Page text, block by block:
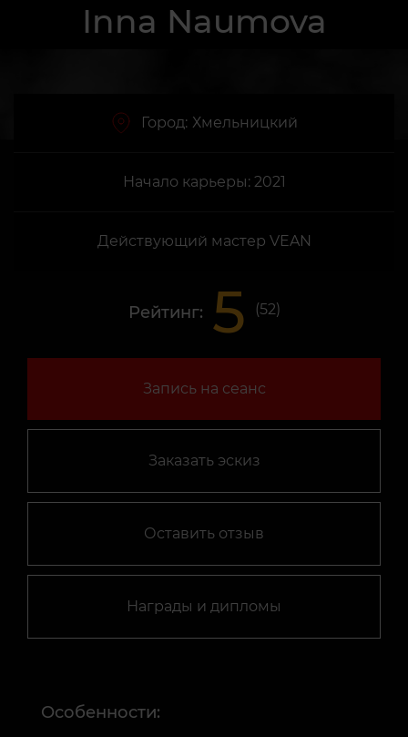
Inna Naumova
Город: Хмельницкий
Начало карьеры: 2021
Действующий мастер VEAN
Рейтинг: 5 (52)
Запись на сеанс
Заказать эскиз
Оставить отзыв
Награды и дипломы
Особенности: